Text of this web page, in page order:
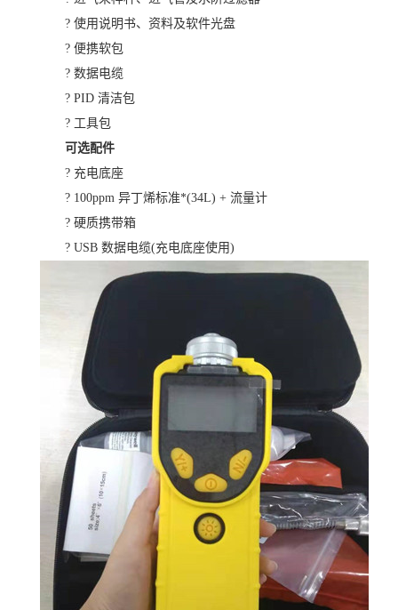
? 使用说明书、资料及软件光盘
? 便携软包
? 数据电缆
? PID 清洁包
? 工具包
可选配件
? 充电底座
? 100ppm 异丁烯标准*(34L) + 流量计
? 硬质携带箱
? USB 数据电缆(充电底座使用)